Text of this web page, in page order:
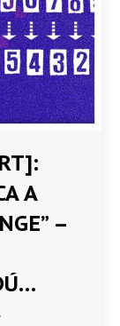
A
–